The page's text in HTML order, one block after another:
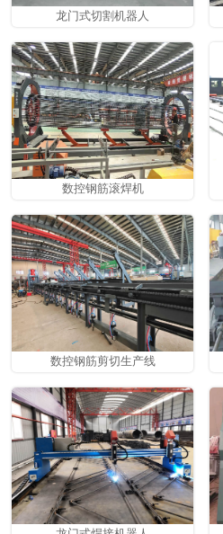
龙门式切割机器人
数控钢筋滚焊机
数控钢筋剪切生产线